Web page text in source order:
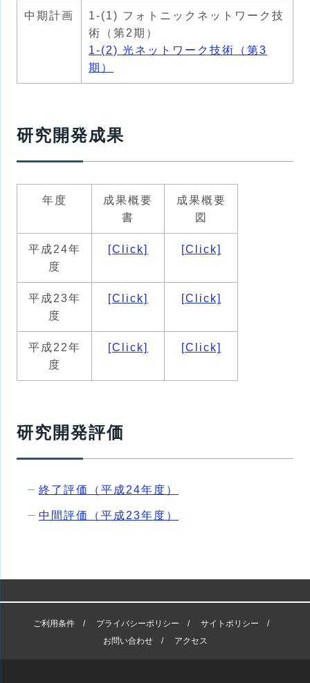
中期計画
1-(1) フォトニックネットワーク技
術（第2期）
1-(2) 光ネットワーク技術（第3
期）
研究開発成果
年度
成果概要
書
成果概要
図
平成24年
度
[Click] [Click]
平成23年
度
[Click] [Click]
平成22年
度
[Click] [Click]
研究開発評価
終了評価（平成24年度）
中間評価（平成23年度）
ご利用条件 プライバシーポリシー
サイトポリシー
お問い合わせ
アクセス